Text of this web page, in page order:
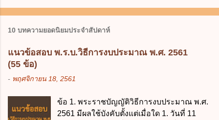
10 บทความยอดนิยมประจำสัปดาห์
แนวข้อสอบ พ.ร.บ.วิธีการงบประมาณ พ.ศ. 2561
(55 ข้อ)
- พฤศจิกายน 18, 2561
ข้อ 1. พระราชบัญญัติวิธีการงบประมาณ พ.ศ.
2561 มีผลใช้บังคับตั้งแต่เมื่อใด 1. วันที่ 11